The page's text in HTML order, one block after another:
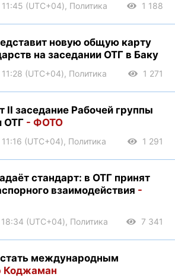
(UTC+04), Политика 1 188
новую общую карту
на заседании ОТГ в Баку
(UTC+04), Политика 1 271
II заседание Рабочей группы
ОТГ - ФОТО
(UTC+04), Политика 1 291
стандарт: в ОТГ принят
взаимодействия -
(UTC+04), Политика 7 341
международным
Коджаман